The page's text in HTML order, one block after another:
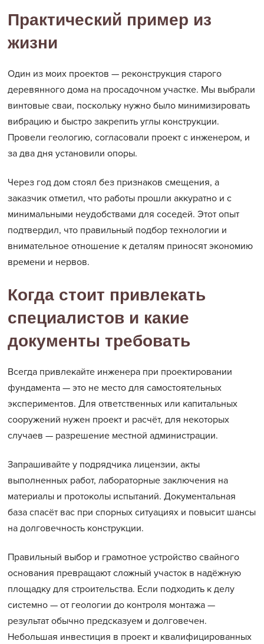
Практический пример из
жизни
Один из моих проектов — реконструкция старого
деревянного дома на просадочном участке. Мы выбрали
винтовые сваи, поскольку нужно было минимизировать
вибрацию и быстро закрепить углы конструкции.
Провели геологию, согласовали проект с инженером, и
за два дня установили опоры.
Через год дом стоял без признаков смещения, а
заказчик отметил, что работы прошли аккуратно и с
минимальными неудобствами для соседей. Этот опыт
подтвердил, что правильный подбор технологии и
внимательное отношение к деталям приносят экономию
времени и нервов.
Когда стоит привлекать
специалистов и какие
документы требовать
Всегда привлекайте инженера при проектировании
фундамента — это не место для самостоятельных
экспериментов. Для ответственных или капитальных
сооружений нужен проект и расчёт, для некоторых
случаев — разрешение местной администрации.
Запрашивайте у подрядчика лицензии, акты
выполненных работ, лабораторные заключения на
материалы и протоколы испытаний. Документальная
база спасёт вас при спорных ситуациях и повысит шансы
на долговечность конструкции.
Правильный выбор и грамотное устройство свайного
основания превращают сложный участок в надёжную
площадку для строительства. Если подходить к делу
системно — от геологии до контроля монтажа —
результат обычно предсказуем и долговечен.
Небольшая инвестиция в проект и квалифицированных